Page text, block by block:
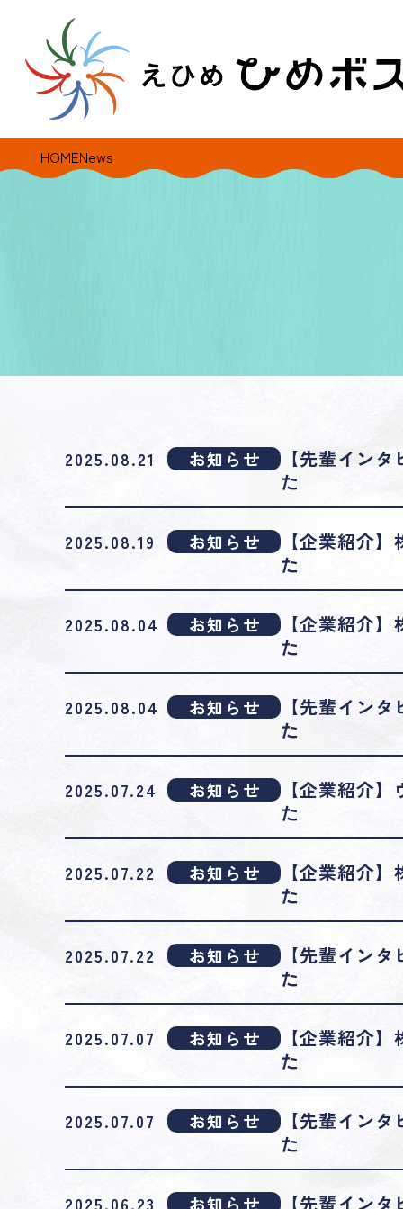
HOMENews
2025.08.21 お知らせ
【先輩イン
た
2025.08.19 お知らせ
【企業紹介
た
2025.08.04 お知らせ
【企業紹介
た
2025.08.04 お知らせ
【先輩イン
た
2025.07.24 お知らせ
【企業紹介
た
2025.07.22 お知らせ
【企業紹介
た
2025.07.22 お知らせ
【先輩イン
た
2025.07.07 お知らせ
【企業紹介
た
2025.07.07 お知らせ
【先輩イン
た
2025.06.23 お知らせ 【先輩イン